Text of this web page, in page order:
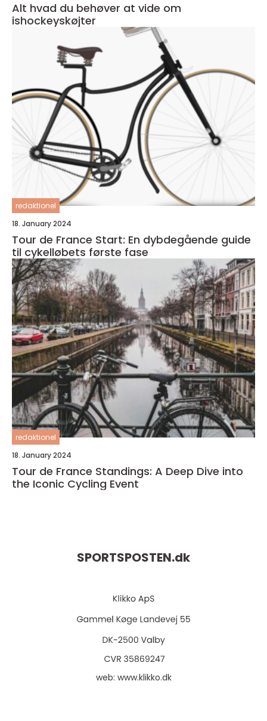
Alt hvad du behøver at vide om
ishockeyskøjter
redaktionel
18. January 2024
Tour de France Start: En dybdegående guide
til cykelløbets første fase
redaktionel
18. January 2024
Tour de France Standings: A Deep Dive into
the Iconic Cycling Event
SPORTSPOSTEN.dk
web: www.klikko.dk